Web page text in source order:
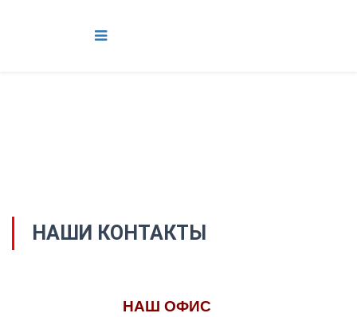
НАШИ КОНТАКТЫ
НАШ ОФИС